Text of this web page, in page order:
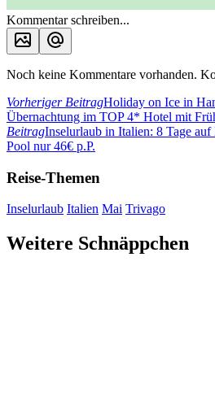
Kommentar schreiben...
Noch keine Kommentare vorhanden.
Vorheriger BeitragHoliday on Ice in
Übernachtung im TOP 4* Hotel mit
BeitragInselurlaub in Italien: 8 Tage
Pool nur 46€ p.P.
Reise-Themen
Inselurlaub Italien Mai Trivago
Weitere Schnäppchen